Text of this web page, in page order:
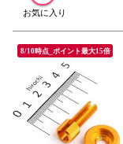
8/10時点_ポイント最大15倍